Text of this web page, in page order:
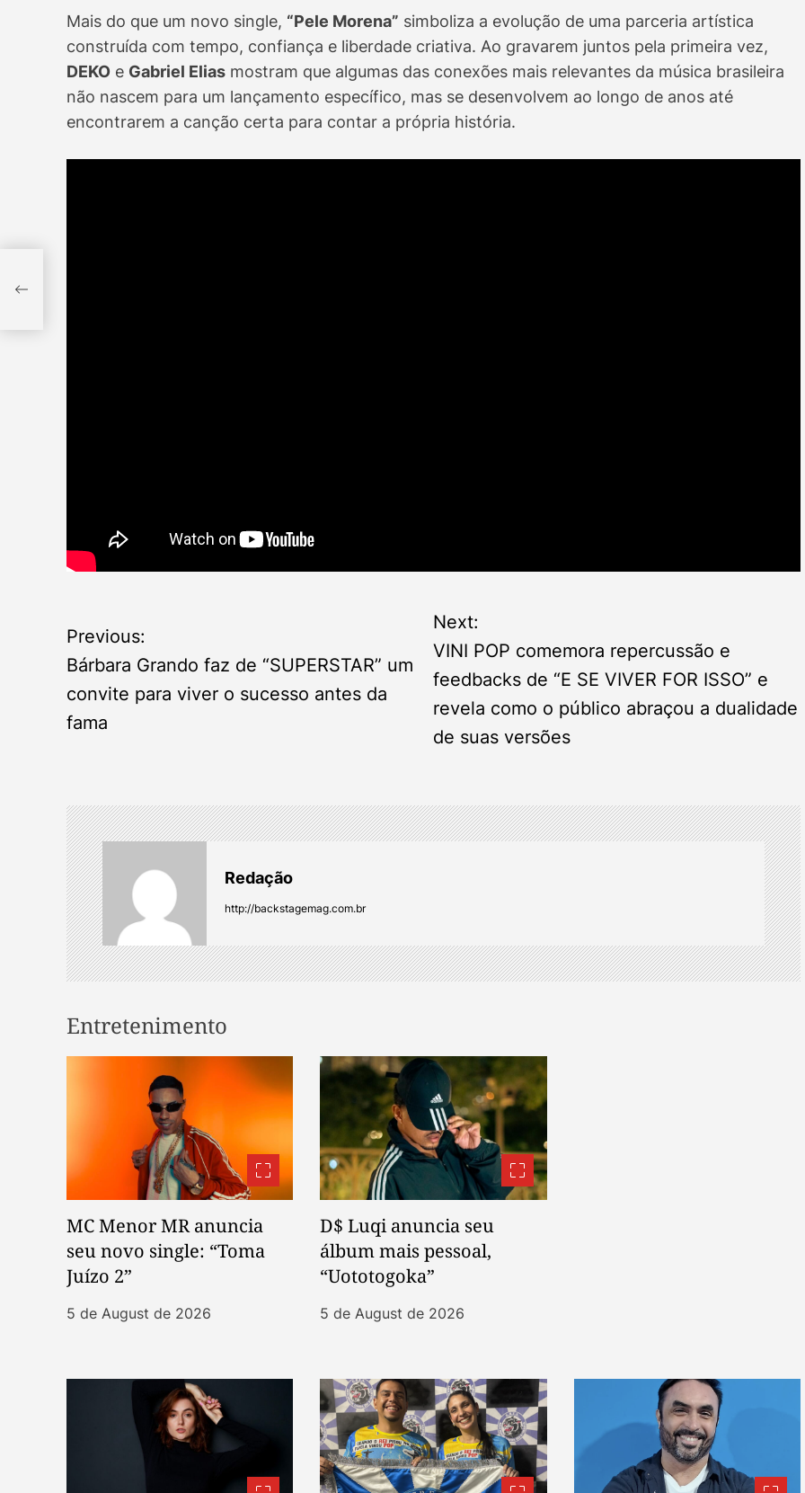
Mais do que um novo single, “Pele Morena” simboliza a evolução de uma parceria artística
construída com tempo, confiança e liberdade criativa. Ao gravarem juntos pela primeira vez,
DEKO e Gabriel Elias mostram que algumas das conexões mais relevantes da música brasileira
não nascem para um lançamento específico, mas se desenvolvem ao longo de anos até
encontrarem a canção certa para contar a própria história.
P
o
s
n
a
v
i
g
a
t
n
Previous:
Bárbara Grando faz de “SUPERSTAR” um
convite para viver o sucesso antes da
fama
Next:
VINI POP comemora repercussão e
feedbacks de “E SE VIVER FOR ISSO” e
revela como o público abraçou a dualidade
de suas versões
Redação
http://backstagemag.com.br
Entretenimento
MC Menor MR anuncia
seu novo single: “Toma
Juízo 2”
5 de August de 2026
D$ Luqi anuncia seu
álbum mais pessoal,
“Uototogoka”
5 de August de 2026